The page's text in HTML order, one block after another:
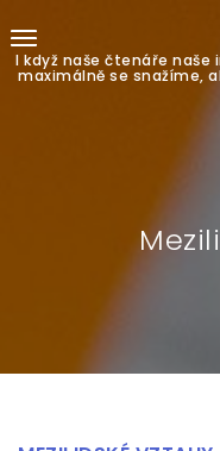
I když naše čtenáře
maximálně se snažíme,